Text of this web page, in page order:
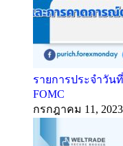
รายการประจำวัน
FOMC
กรกฎาคม 11, 2023